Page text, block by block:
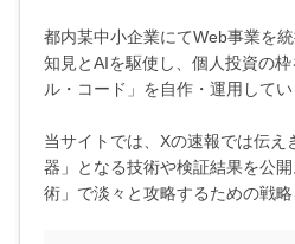
都内某中小企業にてWeb事業を
知見とAIを駆使し、個人投資の
ル・コード」を自作・運用してい
当サイトでは、Xの速報では伝え
器」となる技術や検証結果を公
術」で淡々と攻略するための戦略